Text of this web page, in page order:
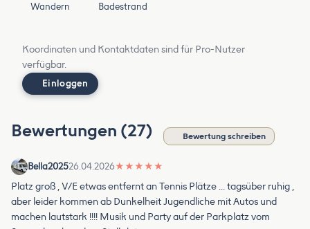
Wandern Badestrand
Koordinaten und Kontaktdaten sind für Pro-Nutzer
verfügbar.
Einloggen
Bewertungen (27) Bewertung schreiben
Bella202526.04.2026★ ★ ★ ★ ★
Platz groß , V/E etwas entfernt an Tennis Plätze … tagsüber ruhig ,
aber leider kommen ab Dunkelheit Jugendliche mit Autos und
machen lautstark !!!! Musik und Party auf der Parkplatz vom